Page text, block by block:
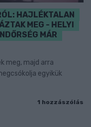
HAJLÉKTALAN
MEG - HELYI
MÁR
meg, majd arra
egyikük
1 hozzászólás